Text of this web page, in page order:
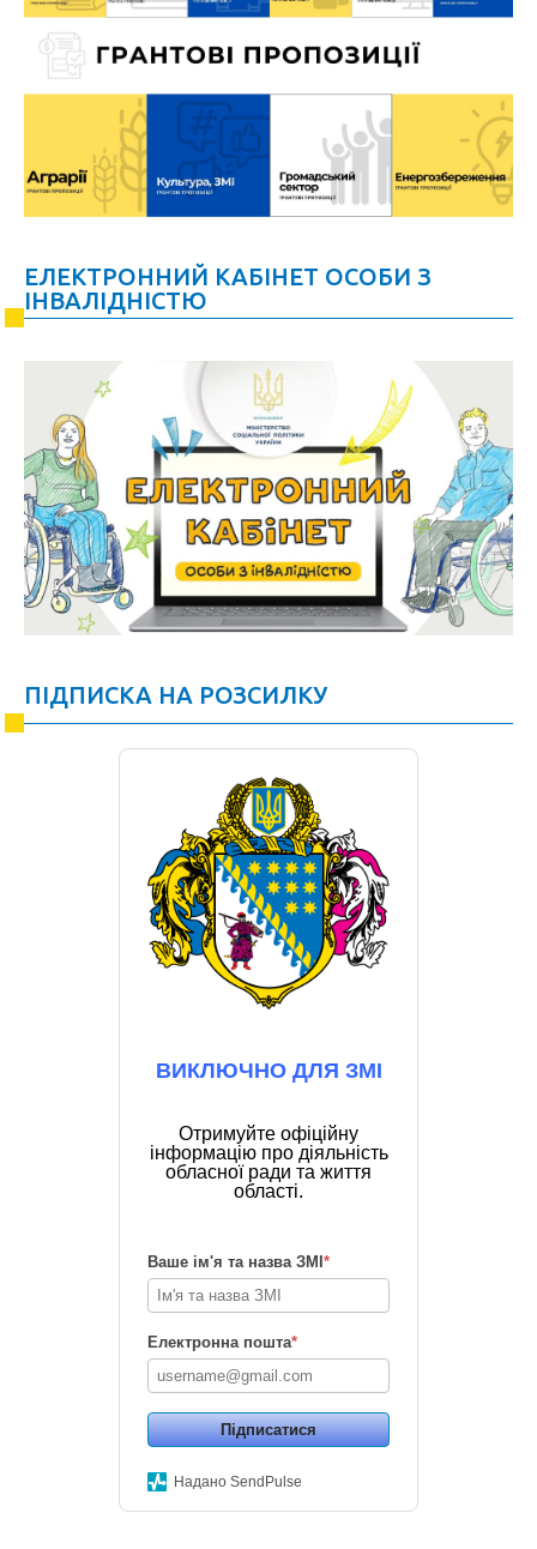
ЕЛЕКТРОННИЙ КАБІНЕТ ОСОБИ З
ІНВАЛІДНІСТЮ
ПІДПИСКА НА РОЗСИЛКУ
ВИКЛЮЧНО ДЛЯ ЗМІ
Отримуйте офіційну
інформацію про діяльність
обласної ради та життя
області.
Ваше ім'я та назва ЗМІ *
Електронна пошта*
Підписатися
Надано SendPulse